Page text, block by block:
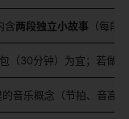
含两段独立小故事 （每段
（30分钟）为宜；若做
音乐概念（节拍、音高